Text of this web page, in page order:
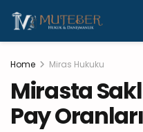
Home Miras Hukuku
Mirasta
Pay Oranları